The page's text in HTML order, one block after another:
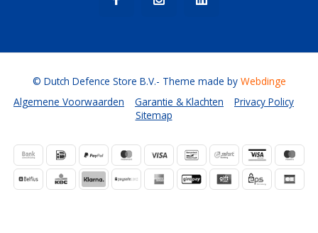
Algemene Voorwaarden Garantie & Klachten
Privacy Policy
Sitemap
© Dutch Defence Store B.V.- Theme made by Webdinge